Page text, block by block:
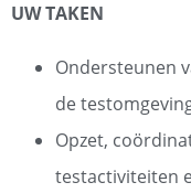
UW TAKEN
Ondersteunen
de
Opzet,
testactiviteiten